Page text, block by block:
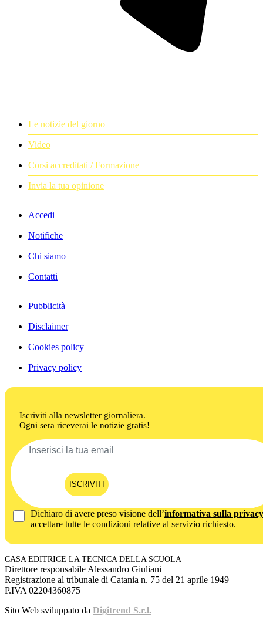
Le notizie del giorno
Video
Corsi accreditati / Formazione
Invia la tua opinione
Accedi
Notifiche
Chi siamo
Contatti
Pubblicità
Disclaimer
Cookies policy
Privacy policy
Iscriviti alla newsletter giornaliera.
Ogni sera riceverai le notizie gratis!
ISCRIVITI
Dichiaro di avere preso visione dell’informativa sulla privacy
accettare tutte le condizioni relative al servizio richiesto.
CASA EDITRICE LA TECNICA DELLA SCUOLA
Direttore responsabile Alessandro Giuliani
Registrazione al tribunale di Catania n. 75 del 21 aprile 1949
P.IVA 02204360875
Sito Web sviluppato da Digitrend S.r.l.